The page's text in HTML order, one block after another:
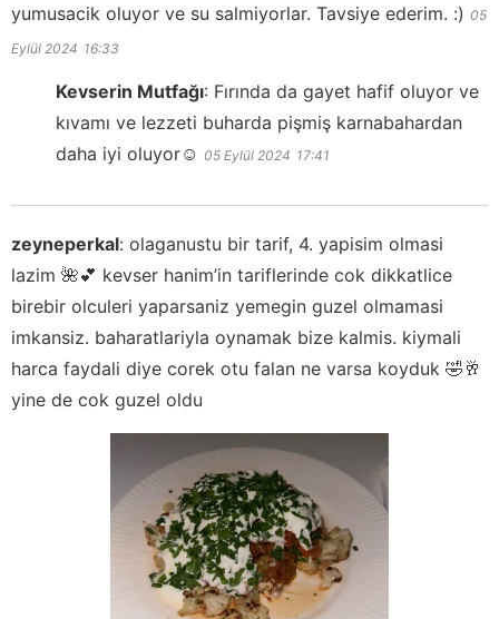
yumusacik oluyor ve su salmiyorlar. Tavsiye ederim. :) 05
Eylül 2024 16:33
Kevserin Mutfağı: Fırında da gayet hafif oluyor ve
kıvamı ve lezzeti buharda pişmiş karnabahardan
daha iyi oluyor☺️ 05 Eylül 2024 17:41
zeyneperkal: olaganustu bir tarif, 4. yapisim olmasi
lazim 🌺💕 kevser hanim’in tariflerinde cok dikkatlice
birebir olculeri yaparsaniz yemegin guzel olmamasi
imkansiz. baharatlariyla oynamak bize kalmis. kiymali
harca faydali diye corek otu falan ne varsa koyduk 🤣🥂
yine de cok guzel oldu